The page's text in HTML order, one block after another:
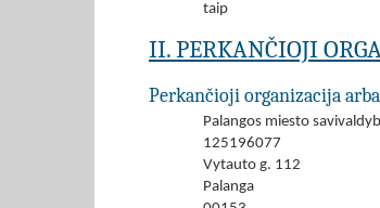
taip
II. PERKANČIOJI
Perkančioji organizacija
Palangos miesto
125196077
Vytauto g. 112
Palanga